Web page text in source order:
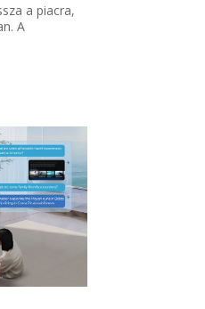
a piacra,
A